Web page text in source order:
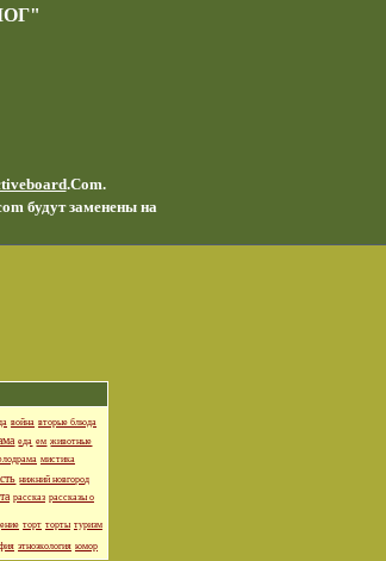
.Com.
будут заменены на
война вторые блюда
еда ем животные
мистика
нижний новгород
рассказ рассказы о
торт торты туризм
этноэкология юмор